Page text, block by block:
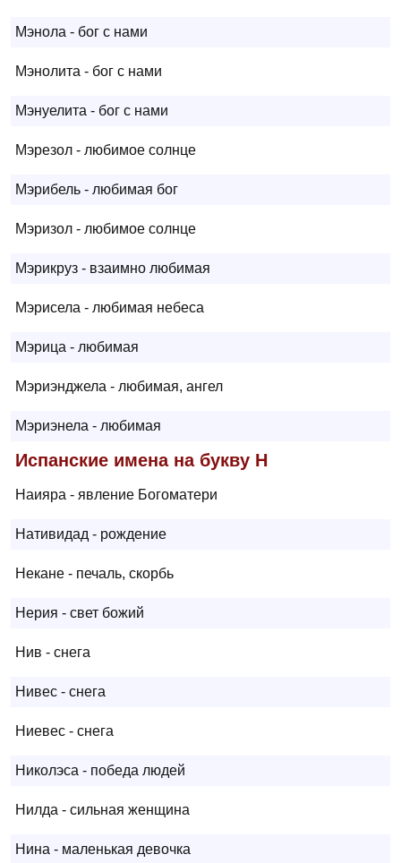
Мэнола - бог с нами
Мэнолита - бог с нами
Мэнуелита - бог с нами
Мэрезол - любимое солнце
Мэрибель - любимая бог
Мэризол - любимое солнце
Мэрикруз - взаимно любимая
Мэрисела - любимая небеса
Мэрица - любимая
Мэриэнджела - любимая, ангел
Мэриэнела - любимая
Испанские имена на букву Н
Наияра - явление Богоматери
Нативидад - рождение
Некане - печаль, скорбь
Нерия - свет божий
Нив - снега
Нивес - снега
Ниевес - снега
Николэса - победа людей
Нилда - сильная женщина
Нина - маленькая девочка